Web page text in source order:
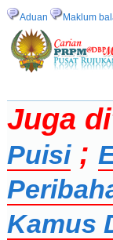
Aduan Maklum
Juga
Puisi;
Kamus